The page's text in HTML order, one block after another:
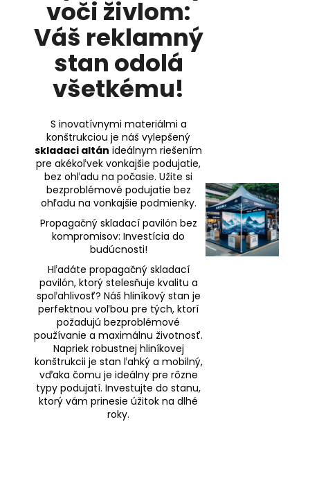
voči živlom:
Váš reklamný
stan odolá
všetkému!
S inovatívnymi materiálmi a
konštrukciou je náš vylepšený
skladaci altán ideálnym riešením
pre akékoľvek vonkajšie podujatie,
bez ohľadu na počasie. Užite si
bezproblémové podujatie bez
ohľadu na vonkajšie podmienky.
Propagačný skladací pavilón bez
kompromisov: Investícia do
budúcnosti!
Hľadáte propagačný skladací
pavilón, ktorý stelesňuje kvalitu a
spoľahlivosť? Náš hliníkový stan je
perfektnou voľbou pre tých, ktorí
požadujú bezproblémové
používanie a maximálnu životnosť.
Napriek robustnej hliníkovej
konštrukcii je stan ľahký a mobilný,
vďaka čomu je ideálny pre rôzne
typy podujatí. Investujte do stanu,
ktorý vám prinesie úžitok na dlhé
roky.